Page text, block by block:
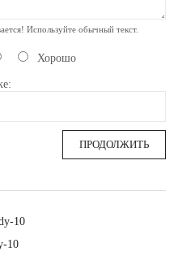
Используйте обычный текст.
Хорошо
ПРОДОЛЖИТЬ
10